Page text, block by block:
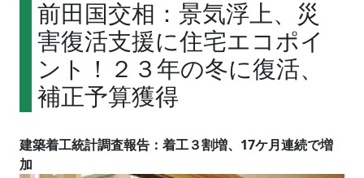
前田国交相：景気浮上、災
害復活支援に住宅エコポイ
ント！２３年の冬に復活、
補正予算獲得
建築着工統計調査報告：着工３割増、17ケ月連続で増
加